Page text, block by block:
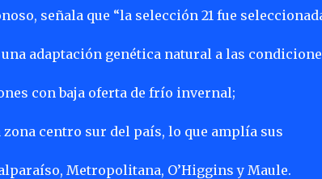
señala que “la selección 21 fue
adaptación genética natural a las
con baja oferta de frío invernal;
centro sur del país, lo que amplía sus
Metropolitana, O’Higgins y Maule.